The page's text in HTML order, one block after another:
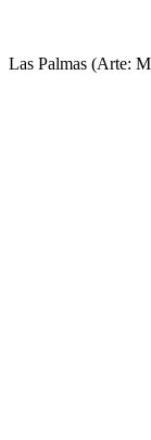
Las Palmas (Arte: